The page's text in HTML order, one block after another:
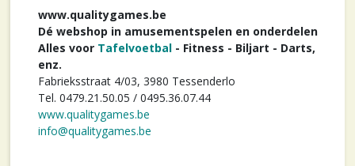
www.qualitygames.be
Dé webshop in amusementspelen en onderdelen
Alles voor Tafelvoetbal - Fitness - Biljart - Darts,
enz.
Fabrieksstraat 4/03, 3980 Tessenderlo
Tel. 0479.21.50.05 / 0495.36.07.44
www.qualitygames.be
info@qualitygames.be